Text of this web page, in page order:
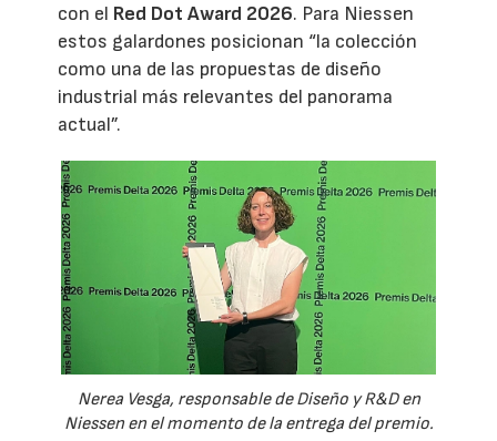
con el Red Dot Award 2026. Para Niessen
estos galardones posicionan “la colección
como una de las propuestas de diseño
industrial más relevantes del panorama
actual”.
Nerea Vesga, responsable de Diseño y R&D en
Niessen en el momento de la entrega del premio.